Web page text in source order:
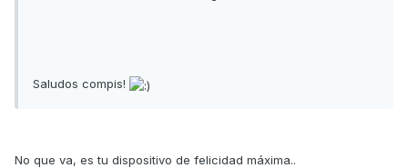
Saludos compis!
No que va, es tu dispositivo de felicidad máxima..